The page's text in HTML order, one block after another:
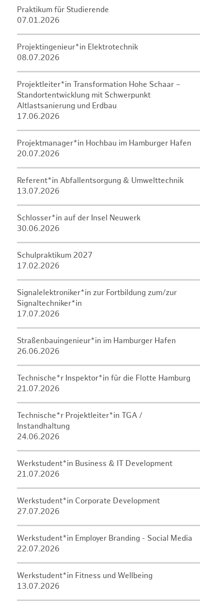
Praktikum für Studierende
07.01.2026
Projektingenieur*in Elektrotechnik
08.07.2026
Projektleiter*in Transformation Hohe Schaar –
Standortentwicklung mit Schwerpunkt
Altlastsanierung und Erdbau
17.06.2026
Projektmanager*in Hochbau im Hamburger Hafen
20.07.2026
Referent*in Abfallentsorgung & Umwelttechnik
13.07.2026
Schlosser*in auf der Insel Neuwerk
30.06.2026
Schulpraktikum 2027
17.02.2026
Signalelektroniker*in zur Fortbildung zum/zur
Signaltechniker*in
17.07.2026
Straßenbauingenieur*in im Hamburger Hafen
26.06.2026
Technische*r Inspektor*in für die Flotte Hamburg
21.07.2026
Technische*r Projektleiter*in TGA /
Instandhaltung
24.06.2026
Werkstudent*in Business & IT Development
21.07.2026
Werkstudent*in Corporate Development
27.07.2026
Werkstudent*in Employer Branding - Social Media
22.07.2026
Werkstudent*in Fitness und Wellbeing
13.07.2026